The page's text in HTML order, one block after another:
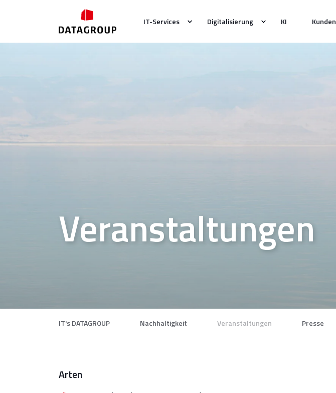
IT-Services Digitalisierung KI Kunden
Veranstaltungen
IT's DATAGROUP Nachhaltigkeit Veranstaltungen Presse
Arten